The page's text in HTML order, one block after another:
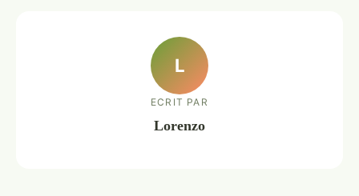
L
ECRIT PAR
Lorenzo